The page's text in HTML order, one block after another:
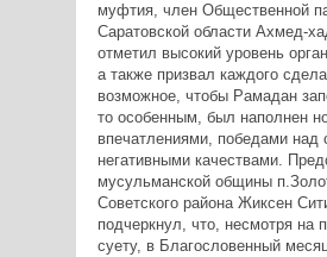
муфтия, член Общественной
Саратовской области Ахмед-
отметил высокий уровень
а также призвал каждого
возможное, чтобы Рамадан
то особенным, был наполнен
впечатлениями, победами над
негативными качествами.
мусульманской общины
Советского района Жиксен
подчеркнул, что, несмотря на
суету, в Благословенный